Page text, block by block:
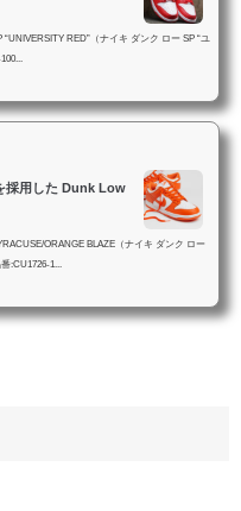
RED”（ナイキ ダンク ロー SP “ユ
採用した Dunk Low
ORANGE BLAZE（ナイキ ダンク ロー
:CU1726-1...